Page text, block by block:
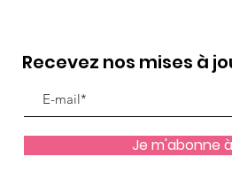
Recevez nos mises à
Je m'abonne